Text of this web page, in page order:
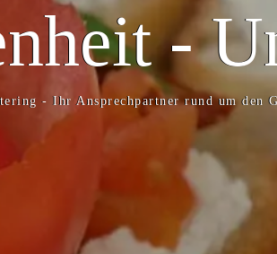
-
- Ihr Ansprechpartner rund um den